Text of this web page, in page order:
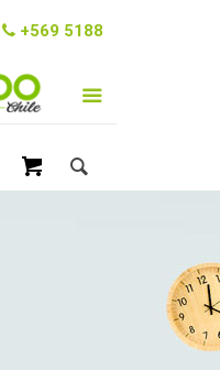
+569 5188